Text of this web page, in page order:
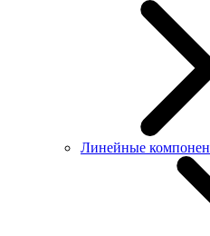
Линейные